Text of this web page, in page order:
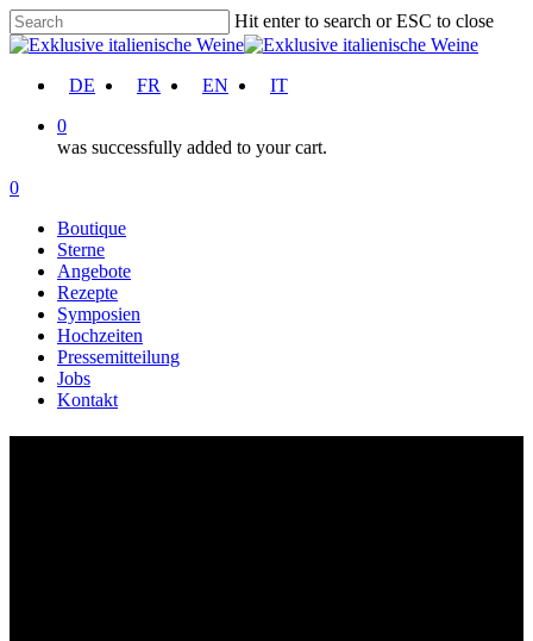
Skip
to
content
Hit enter to search or ESC to close
Close
DE
FR EN IT
0
was successfully added to your cart.
Menu
account
0
Boutique
Sterne
Angebote
Rezepte
Symposien
Hochzeiten
Pressemitteilung
Jobs
Kontakt